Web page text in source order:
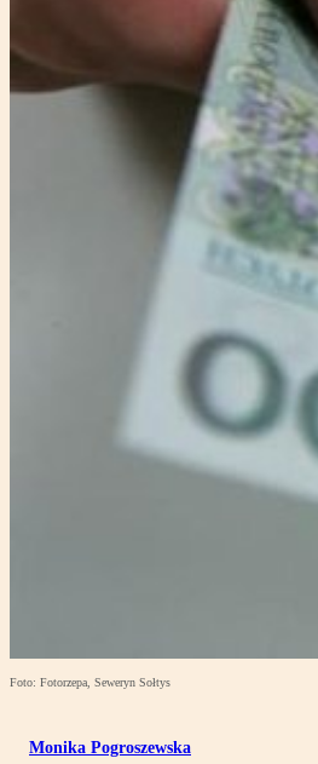
Foto: Fotorzepa, Seweryn Sołtys
Monika Pogroszewska